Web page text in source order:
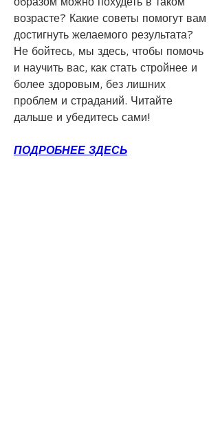
возрасте? Какие советы помогут вам
достигнуть желаемого результата?
Не бойтесь, мы здесь, чтобы помочь
и научить вас, как стать стройнее и
более здоровым, без лишних
проблем и страданий. Читайте
дальше и убедитесь сами!
ПОДРОБНЕЕ ЗДЕСЬ